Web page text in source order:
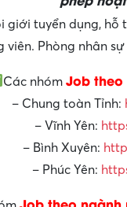
giới tuyển dụng,
viên. Phòng nhân
Các nhóm Job theo
– Chung toàn Tỉnh:
– Vĩnh Yên:
– Bình Xuyên:
– Phúc Yên:
Job theo ngành